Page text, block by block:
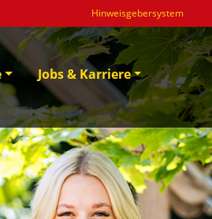
Hinweisgebersystem
Jobs & Karriere